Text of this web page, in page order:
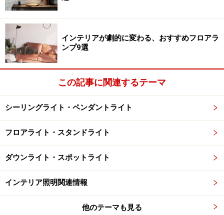
インテリアが劇的に変わる、おすすめフロアラ
ンプ9選
この記事に関連するテーマ
シーリングライト・ペンダントライト
フロアライト・スタンドライト
ダウンライト・スポットライト
インテリア照明関連情報
他のテーマも見る